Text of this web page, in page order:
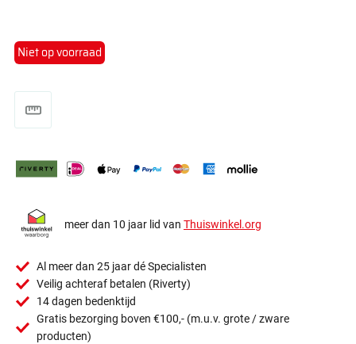
Niet op voorraad
meer dan 10 jaar lid van Thuiswinkel.org
Al meer dan 25 jaar dé Specialisten
Veilig achteraf betalen (Riverty)
14 dagen bedenktijd
Gratis bezorging boven €100,- (m.u.v. grote / zware
producten)